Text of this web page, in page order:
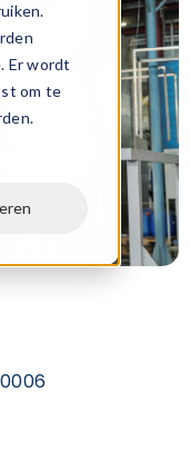
Er wordt
om te